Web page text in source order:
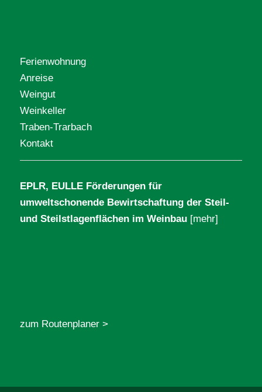
Ferienwohnung
Anreise
Weingut
Weinkeller
Traben-Trarbach
Kontakt
EPLR, EULLE Förderungen für
umweltschonende Bewirtschaftung der Steil-
und Steilstlagenflächen im Weinbau [mehr]
zum Routenplaner >